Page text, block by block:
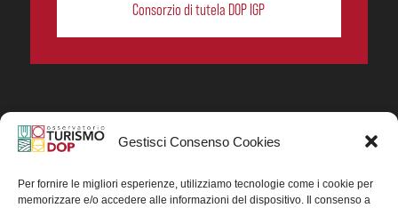
Gestisci Consenso Cookies
Per fornire le migliori esperienze, utilizziamo tecnologie come i cookie per
memorizzare e/o accedere alle informazioni del dispositivo. Il consenso a
Consorzio di tutela DOP IGP
In collaborazione ORIGIN ITALIA.
del turismo enogastronomico dei prodotti DOP IGP
italiani.